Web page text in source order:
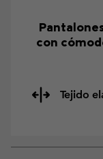
con
Tejido